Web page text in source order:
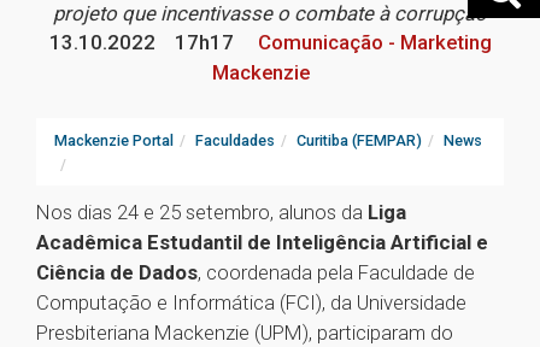
projeto que incentivasse o combate à corrupção
13.10.2022
17h17
Comunicação - Marketing
Mackenzie
Mackenzie Portal Faculdades Curitiba (FEMPAR) News
Nos dias 24 e 25 setembro, alunos da Liga
Acadêmica Estudantil de Inteligência Artificial e
Ciência de Dados, coordenada pela Faculdade de
Computação e Informática (FCI), da Universidade
Presbiteriana Mackenzie (UPM), participaram do